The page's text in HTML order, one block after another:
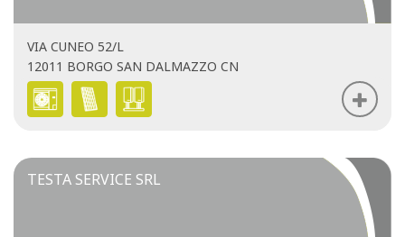
VIA CUNEO 52/L
12011 BORGO SAN DALMAZZO CN
TESTA SERVICE SRL